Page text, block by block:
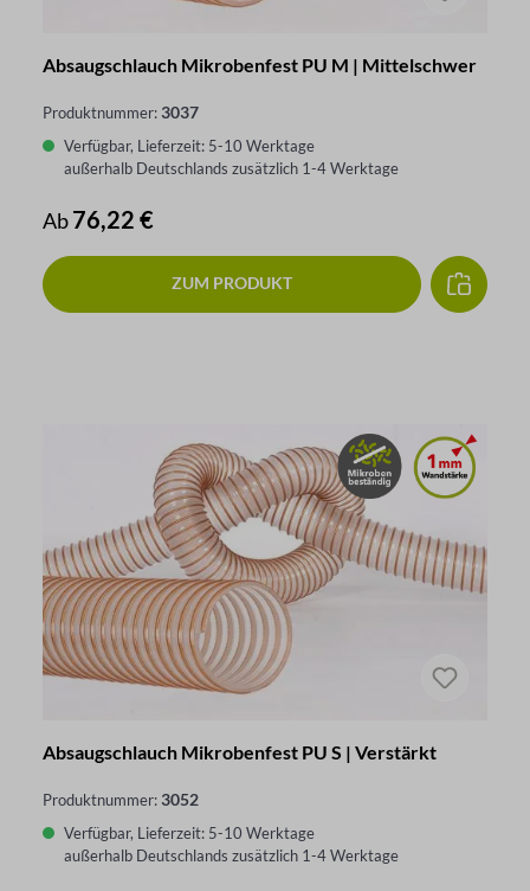
Absaugschlauch Mikrobenfest PU M | Mittelschwer
Produktnummer:3037
Verfügbar, Lieferzeit: 5-10 Werktage
außerhalb Deutschlands zusätzlich 1-4 Werktage
Regulärer Preis:
Ab76,22 €
ZUM PRODUKT
Absaugschlauch Mikrobenfest PU S | Verstärkt
Produktnummer:3052
Verfügbar, Lieferzeit: 5-10 Werktage
außerhalb Deutschlands zusätzlich 1-4 Werktage